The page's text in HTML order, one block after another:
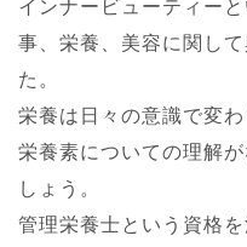
インナービューティー
事、栄養、美容に関し
た。
栄養は日々の意識で変
栄養素についての理解
しょう。
管理栄養士という資格